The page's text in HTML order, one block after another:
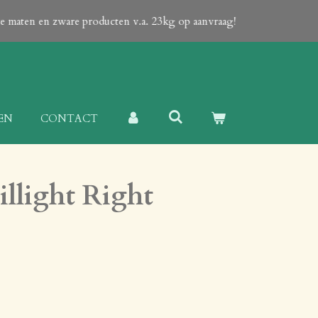
en zware producten v.a. 23kg op aanvraag!
CONTACT
Right